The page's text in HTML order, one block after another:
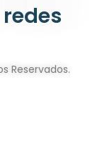
Reservados.